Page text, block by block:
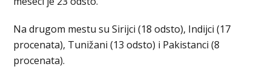
Na drugom mestu su Sirijci (18 odsto), Indijci (17
procenata), Tunižani (13 odsto) i Pakistanci (8
procenata).